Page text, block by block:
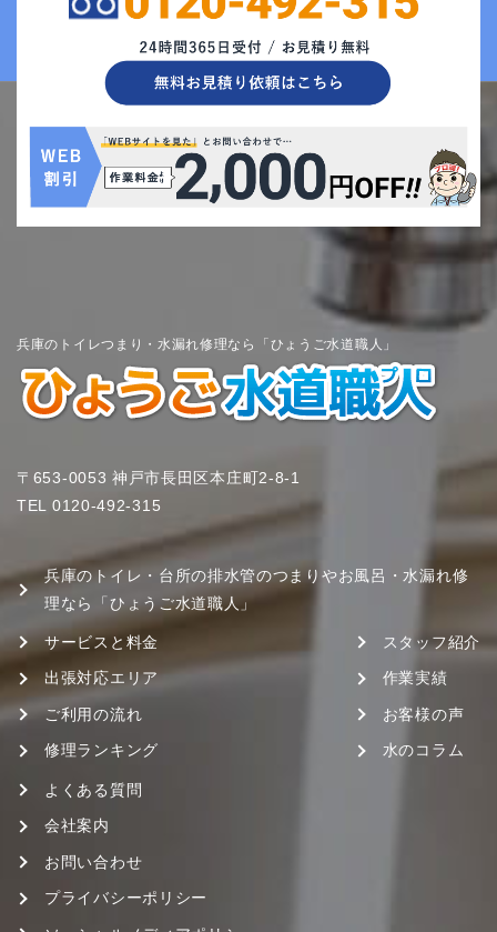
兵庫のトイレつまり・水漏れ修理なら「ひょうご水道職人」
〒653-0053 神戸市長田区本庄町2-8-1
TEL 0120-492-315
兵庫のトイレ・台所の排水管のつまりやお風呂・水漏れ修
理なら「ひょうご水道職人」
サービスと料金
出張対応エリア
ご利用の流れ
修理ランキング
スタッフ紹介
作業実績
お客様の声
水のコラム
よくある質問
会社案内
お問い合わせ
プライバシーポリシー